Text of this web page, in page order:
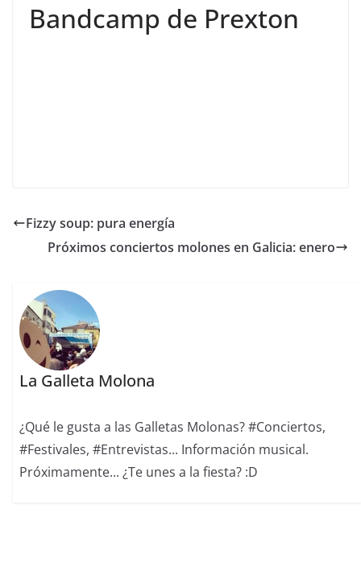
Bandcamp de Prexton
Fizzy soup: pura energía
Próximos conciertos molones en Galicia: enero
La Galleta Molona
¿Qué le gusta a las Galletas Molonas? #Conciertos,
#Festivales, #Entrevistas... Información musical.
Próximamente... ¿Te unes a la fiesta? :D